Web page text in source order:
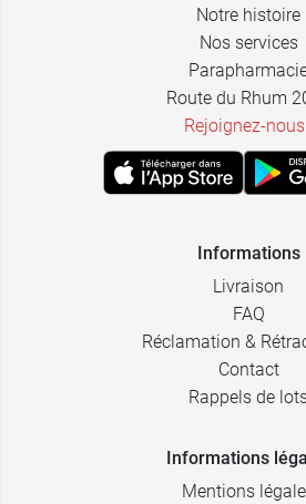
Notre histoire
Nos services
Route du Rhum
Rejoignez-
Informations
Livraison
FAQ
Réclamation &
Contact
Rappels de
Informations
Mentions